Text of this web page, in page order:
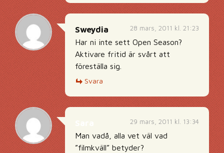
28 mars, 2011 kl. 21:23
Sweydia
Har ni inte sett Open Season?
Aktivare fritid är svårt att
föreställa sig.
Svara
29 mars, 2011 kl. 13:34
Man vadå, alla vet väl vad
”filmkväll” betyder?